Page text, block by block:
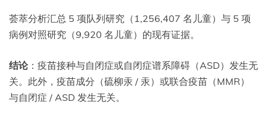
荟萃分析汇总 5 项队列研究（1,256,407 名儿童）与 5 项
病例对照研究（9,920 名儿童）的现有证据。
结论：疫苗接种与自闭症或自闭症谱系障碍（ASD）发生无
关。此外，疫苗成分（硫柳汞 / 汞）或联合疫苗（MMR）
与自闭症 / ASD 发生无关。